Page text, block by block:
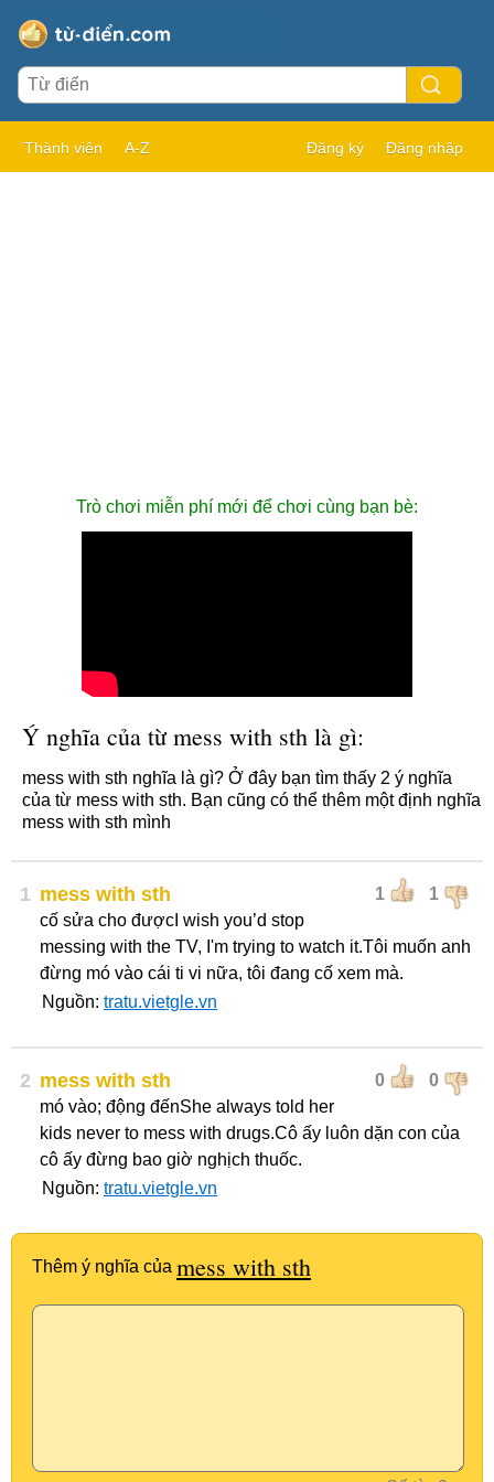
Thành viên A-Z Đăng ký Đăng nhập
Trò chơi miễn phí mới để chơi cùng bạn bè:
Ý nghĩa của từ mess with sth là gì:
mess with sth nghĩa là gì? Ở đây bạn tìm thấy 2 ý nghĩa
của từ mess with sth. Bạn cũng có thể thêm một định nghĩa
mess with sth mình
1 1 1
mess with sth
cố sửa cho đượcI wish you’d stop
messing with the TV, I'm trying to watch it.Tôi muốn anh
đừng mó vào cái ti vi nữa, tôi đang cố xem mà.
Nguồn: tratu.vietgle.vn
2 0 0
mess with sth
mó vào; động đếnShe always told her
kids never to mess with drugs.Cô ấy luôn dặn con của
cô ấy đừng bao giờ nghịch thuốc.
Nguồn: tratu.vietgle.vn
Thêm ý nghĩa của mess with sth